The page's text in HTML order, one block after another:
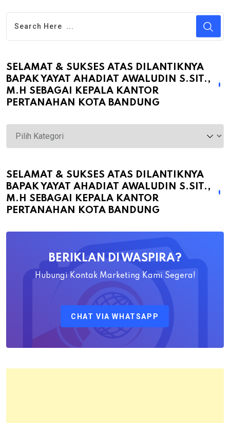
SELAMAT & SUKSES ATAS DILANTIKNYA
BAPAK YAYAT AHADIAT AWALUDIN S.SIT.,
M.H SEBAGAI KEPALA KANTOR
PERTANAHAN KOTA BANDUNG
Selamat
&
atas
Dilantiknya
Bapak
Ahadiat
Pertanahan
Kota
SELAMAT & SUKSES ATAS DILANTIKNYA
BAPAK YAYAT AHADIAT AWALUDIN S.SIT.,
M.H SEBAGAI KEPALA KANTOR
PERTANAHAN KOTA BANDUNG
BERIKLAN DI WASPIRA?
Hubungi Kontak Marketing Kami Segera!
CHAT VIA WHATSAPP